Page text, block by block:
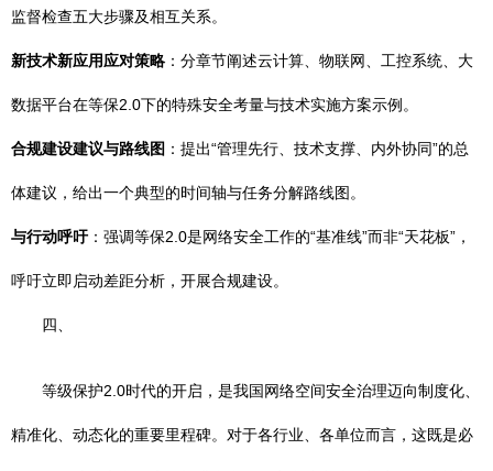
监督检查五大步骤及相互关系。
新技术新应用应对策略 ：分章节阐述云计算、物联网、工控系统、大
数据平台在等保2.0下的特殊安全考量与技术实施方案示例。
合规建设建议与路线图 ：提出“管理先行、技术支撑、内外协同”的总
体建议，给出一个典型的时间轴与任务分解路线图。
与行动呼吁 ：强调等保2.0是网络安全工作的“基准线”而非“天花板”，
呼吁立即启动差距分析，开展合规建设。
四、
等级保护2.0时代的开启，是我国网络空间安全治理迈向制度化、
精准化、动态化的重要里程碑。对于各行业、各单位而言，这既是必